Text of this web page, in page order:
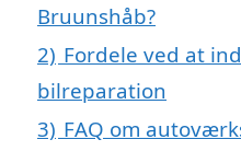
Bruunshåb?
2) Fordele ved at
bilreparation
3) FAQ om